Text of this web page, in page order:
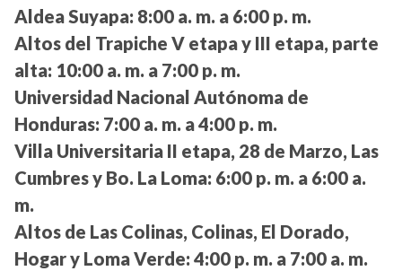
Aldea Suyapa: 8:00 a. m. a 6:00 p. m.
Altos del Trapiche V etapa y III etapa, parte
alta: 10:00 a. m. a 7:00 p. m.
Universidad Nacional Autónoma de
Honduras: 7:00 a. m. a 4:00 p. m.
Villa Universitaria II etapa, 28 de Marzo, Las
Cumbres y Bo. La Loma: 6:00 p. m. a 6:00 a.
m.
Altos de Las Colinas, Colinas, El Dorado,
Hogar y Loma Verde: 4:00 p. m. a 7:00 a. m.